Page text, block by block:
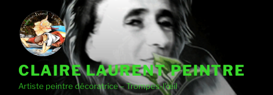
CLAIRE LAURENT PEINTRE
Artiste peintre décoratrice – Trompes-l'œil